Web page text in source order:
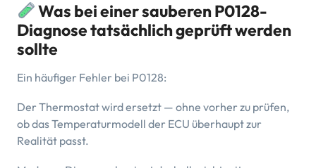
Was bei einer sauberen P0128-
Diagnose tatsächlich geprüft werden
sollte
Ein häufiger Fehler bei P0128:
Der Thermostat wird ersetzt — ohne vorher zu prüfen,
ob das Temperaturmodell der ECU überhaupt zur
Realität passt.